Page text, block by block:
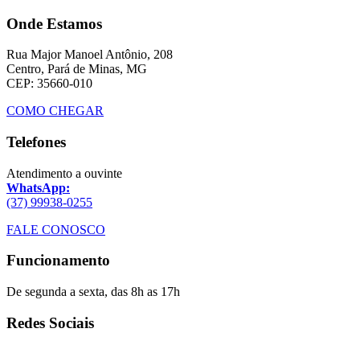
Onde Estamos
Rua Major Manoel Antônio, 208
Centro, Pará de Minas, MG
CEP: 35660-010
COMO CHEGAR
Telefones
Atendimento a ouvinte
WhatsApp:
(37) 99938-0255
FALE CONOSCO
Funcionamento
De segunda a sexta, das 8h as 17h
Redes Sociais